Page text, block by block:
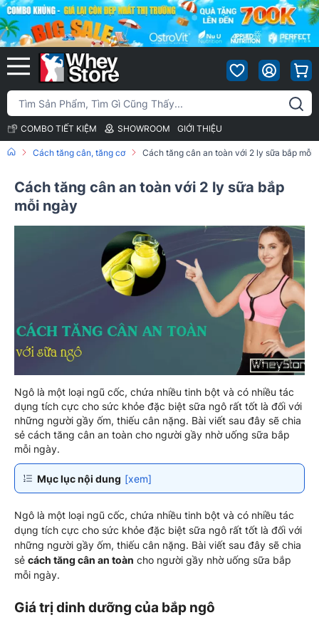
COMBO TIẾT KIỆM SHOWROOM GIỚI THIỆU
Cách tăng cân, tăng cơ Cách tăng cân an toàn với 2 ly sữa bắp mỗi
Cách tăng cân an toàn với 2 ly sữa bắp
mỗi ngày
Ngô là một loại ngũ cốc, chứa nhiều tinh bột và có nhiều tác
dụng tích cực cho sức khỏe đặc biệt sữa ngô rất tốt là đối với
những người gầy ốm, thiếu cân nặng. Bài viết sau đây sẽ chia
sẻ cách tăng cân an toàn cho người gầy nhờ uống sữa bắp
mỗi ngày.
Mục lục nội dung [xem]
Ngô là một loại ngũ cốc, chứa nhiều tinh bột và có nhiều tác
dụng tích cực cho sức khỏe đặc biệt sữa ngô rất tốt là đối với
những người gầy ốm, thiếu cân nặng. Bài viết sau đây sẽ chia
sẻ cách tăng cân an toàn cho người gầy nhờ uống sữa bắp
mỗi ngày.
Giá trị dinh dưỡng của bắp ngô